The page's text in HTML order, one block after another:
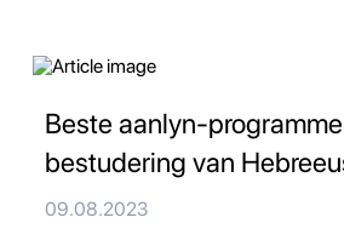
Beste aanlyn-
bestudering van
09.08.2023